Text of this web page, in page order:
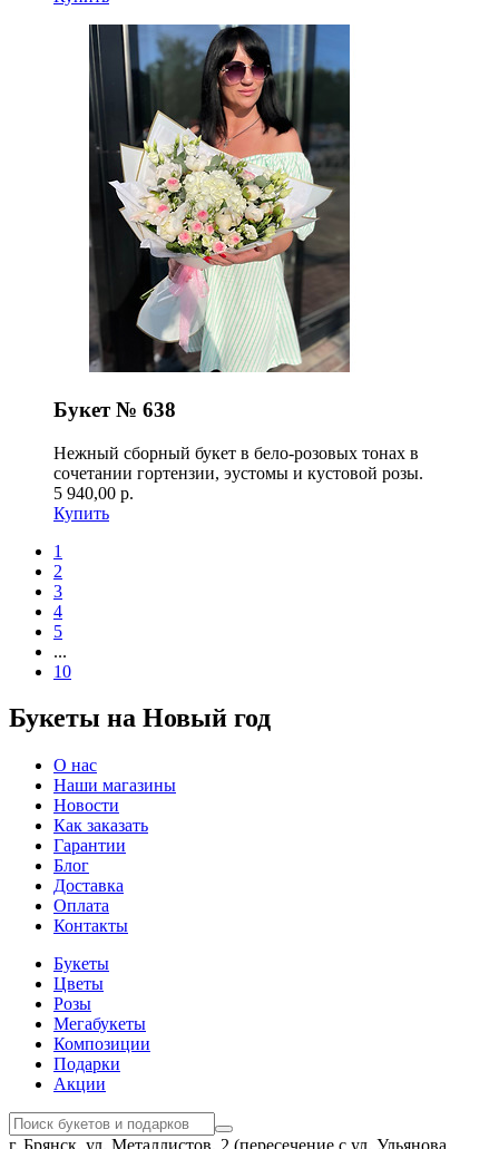
Букет № 638
Нежный сборный букет в бело-розовых тонах в
сочетании гортензии, эустомы и кустовой розы.
5 940,00 р.
Купить
1
2
3
4
5
...
10
Букеты на Новый год
О нас
Наши магазины
Новости
Как заказать
Гарантии
Блог
Доставка
Оплата
Контакты
Букеты
Цветы
Розы
Мегабукеты
Композиции
Подарки
Акции